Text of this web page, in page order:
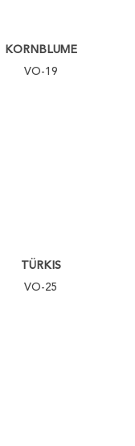
KORNBLUME
VO-19
TÜRKIS
VO-25